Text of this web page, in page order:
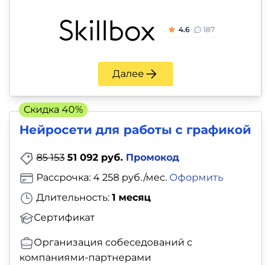
4.6 187
Далее
Нейросети для работы с графикой
85 153 51 092 руб. Промокод
Длительность: 1 месяц
Сертификат
Рассрочка: 4 258 руб./мес. Оформить
Организация собеседований с
компаниями-партнерами
Скидка 40%